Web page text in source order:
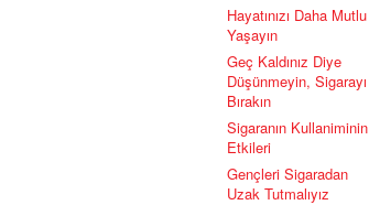
Hayatınızı Daha Mutlu
Yaşayın
Geç Kaldınız Diye
Düşünmeyin, Sigarayı
Bırakın
Sigaranın Kullaniminin
Etkileri
Gençleri Sigaradan
Uzak Tutmalıyız